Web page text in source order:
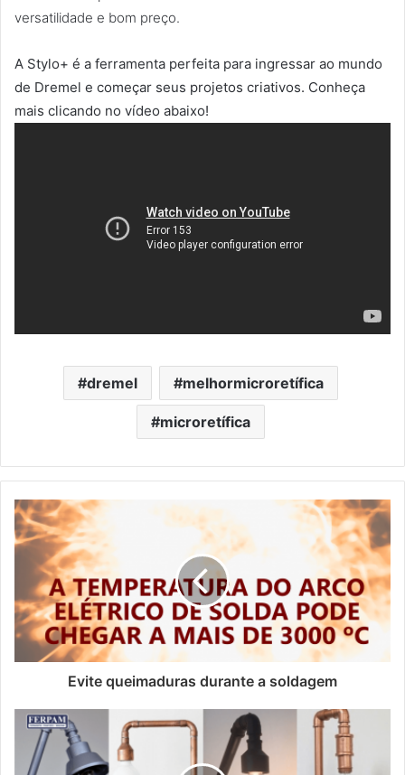
versatilidade e bom preço.
A Stylo+ é a ferramenta perfeita para ingressar ao mundo
de Dremel e começar seus projetos criativos. Conheça
mais clicando no vídeo abaixo!
dremel melhormicroretífica
microretífica
Evite queimaduras durante a soldagem